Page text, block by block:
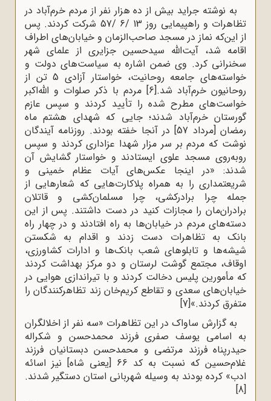
به نوشته جراید بیش از ده هزار نفر از مردم خرم‌آباد در
تظاهرات و راهپیمایی روز 13 /6 /57 شرکت کردند. پس
از این‌که نماز در مسجد صاحب‌الزمان و خیابان‌های اطراف
اقامه شد، آیت‌الله سیدحسین جزایری از علمای شهر
سخنرانی کرد. وی ضمن اشاره به سیاست‌های دولت و
خواسته‌های جامعه روحانیت، خواستار آزادی 5 تن از
روحانیون خرم‌آباد شد.[6]
مردم با ذکر صلوات و اللّه‌اکبر
خواست‌های مطرح شده را تأیید کردند و سپس عازم
گورستان خرم‌آباد شدند؛ جایی که شهدای هشتم ماه
رمضان [مرداد 57] در آنجا خفته بودند. روزنامه آیندگان
نوشت که مردم بر سر مزار شهدا عزاداری کردند و سپس
روبه‌روی مسجد علوی ایستادند و خواستار گشایش آن
شدند: «در اینجا عکس‌های آیات عظام خمینی و
شریعتمداری را به همراه پلاکارت‌هایی که شعارهایی از
جمله چرا برادرکشی، چرا مسلمان‌کشی و قاتلان
برادران‌مان را مجازات کنید در دست داشتند. پس از این
دسته‌های مردم در خیابان‌ها به راه افتادند و در چهار راه
بانک به تظاهرات دست زدند و اقدام به شکستن
شیشه‌ها و تابلوهای شعب بانک‌ها و ادارات کشاورزی،
اوقاف، مجتمع گوشت لرستان و دو مرکز بهداشت کردند
که مأمورین پلیس دخالت کردند و با تیراندازی هوایی در
خیابان‌های سعدی و تقاطع کریم‌خان زند تظاهرکنندگان را
متفرق کردند.»[7]
به گزارش ساواک در این تظاهرات «سه نفر از اخلالگران
به اسامی یوسف صفری فرزند محمدحسن و شکراله
حیدرپناه فرزند مرتضی و محمدحسن دبستانیان فرزند
غلام‌حسین که نسبت به کد 66 [یعنی شاه] نیز اسائه
ادب» کرده بودند به وسیله شهربانی استان دستگیر شدند.
[8]